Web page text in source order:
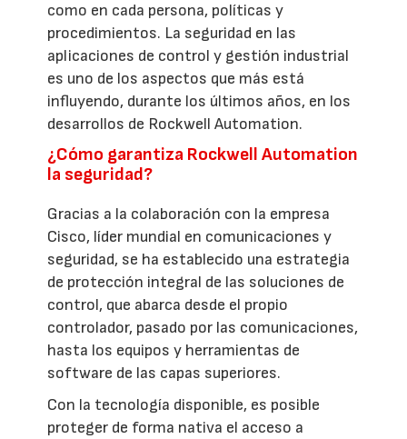
como en cada persona, políticas y
procedimientos. La seguridad en las
aplicaciones de control y gestión industrial
es uno de los aspectos que más está
influyendo, durante los últimos años, en los
desarrollos de Rockwell Automation.
¿Cómo garantiza Rockwell Automation
la seguridad?
Gracias a la colaboración con la empresa
Cisco, líder mundial en comunicaciones y
seguridad, se ha establecido una estrategia
de protección integral de las soluciones de
control, que abarca desde el propio
controlador, pasado por las comunicaciones,
hasta los equipos y herramientas de
software de las capas superiores.
Con la tecnología disponible, es posible
proteger de forma nativa el acceso a